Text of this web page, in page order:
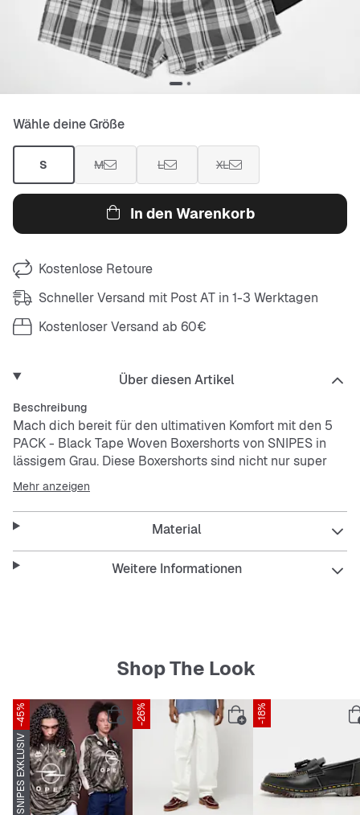
Wähle deine Größe
S M L XL
In den Warenkorb
Kostenlose Retoure
Schneller Versand mit Post AT in 1-3 Werktagen
Kostenloser Versand ab 60€
Über diesen Artikel
Beschreibung
Mach dich bereit für den ultimativen Komfort mit den 5
PACK - Black Tape Woven Boxershorts von SNIPES in
lässigem Grau. Diese Boxershorts sind nicht nur super
bequem, sondern bringen auch deinen Style auf ein
neues Level. Perfekt für jeden Tag, ob chillig zuhause
oder unterwegs in der Stadt.
Features:
Hochwertige Materialien für langanhaltenden
Tragekomfort.
5er-Pack für den ultimativen Style-Vielfalt.
Mehr anzeigen
Material
Weitere Informationen
Shop The Look
-45%
SNIPES EXKLUSIV
-26% -18%